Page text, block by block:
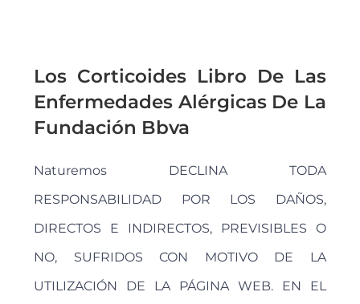
Los Corticoides Libro De Las
Enfermedades Alérgicas De La
Fundación Bbva
Naturemos DECLINA TODA
RESPONSABILIDAD POR LOS DAÑOS,
DIRECTOS E INDIRECTOS, PREVISIBLES O
NO, SUFRIDOS CON MOTIVO DE LA
UTILIZACIÓN DE LA PÁGINA WEB. EN EL